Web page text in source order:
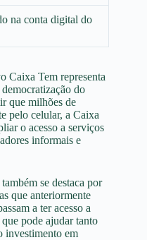
na conta digital do
Caixa Tem representa
do
que milhões de
pelo celular, a Caixa
o acesso a serviços
informais e
se destaca por
que anteriormente
a ter acesso a
pode ajudar tanto
investimento em